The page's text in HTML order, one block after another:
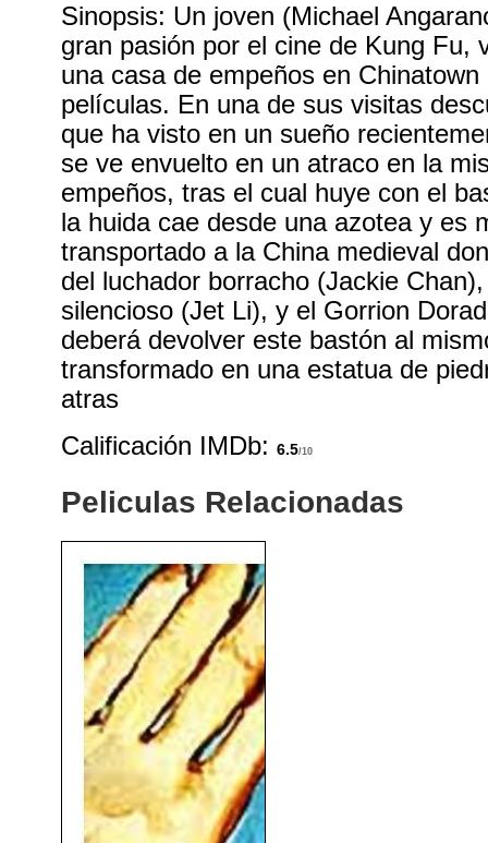
Sinopsis: Un joven (Michael
gran pasión por el cine de Kung Fu,
una casa de empeños en Chinatown
películas. En una de sus visitas
que ha visto en un sueño
se ve envuelto en un atraco en la
empeños, tras el cual huye con el
la huida cae desde una azotea y es
transportado a la China medieval
del luchador borracho (Jackie
silencioso (Jet Li), y el Gorrion
deberá devolver este bastón al
transformado en una estatua de
atras
Calificación IMDb:6.5/10
Peliculas Relacionadas